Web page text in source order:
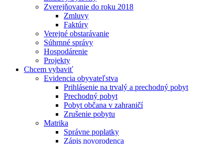
Zverejňovanie do roku 2018
Zmluvy
Faktúry
Verejné obstarávanie
Súhrnné správy
Hospodárenie
Projekty
Chcem vybaviť
Evidencia obyvateľstva
Prihlásenie na trvalý a prechodný pobyt
Prechodný pobyt
Pobyt občana v zahraničí
Zrušenie pobytu
Matrika
Správne poplatky
Zápis novorodenca